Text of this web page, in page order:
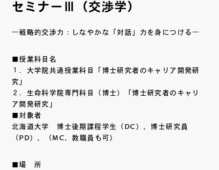
セミナーⅢ（交渉学）
―戦略的交渉力：しなやかな「対話」力を身につける―
■授業科目名
１．大学院共通授業科目「博士研究者のキャリア開発研
究」
２．生命科学院専門科目（博士）「博士研究者のキャリ
ア開発研究」
■対象者
北海道大学 博士後期課程学生（DC）、博士研究員
（PD）、（MC、教職員も可）
■場 所